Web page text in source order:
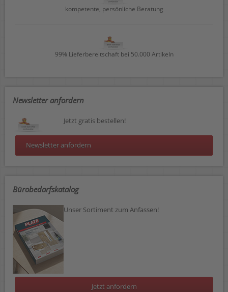
kompetente, persönliche Beratung
99% Lieferbereitschaft bei 50.000 Artikeln
Newsletter anfordern
Jetzt gratis bestellen!
Newsletter anfordern
Bürobedarfskatalog
Unser Sortiment zum Anfassen!
Jetzt anfordern